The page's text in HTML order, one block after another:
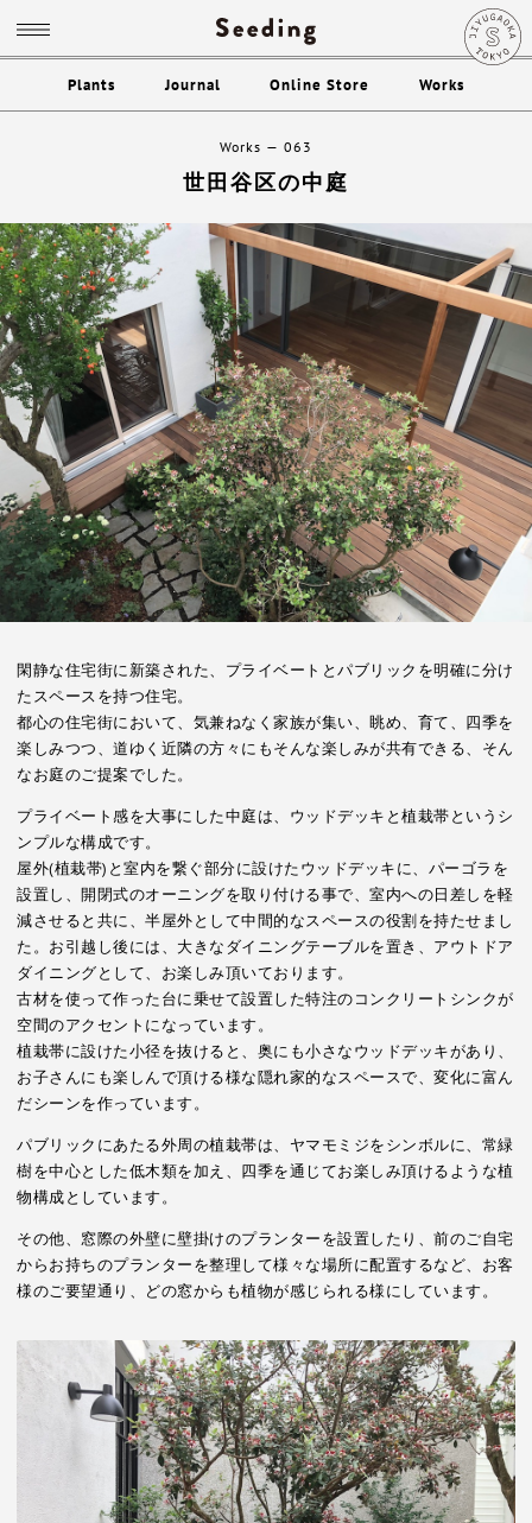
Plants Journal Online Store Works
Works 063
世田谷区の中庭
閑静な住宅街に新築された、プライベートとパブリックを明確に分け
たスペースを持つ住宅。
都心の住宅街において、気兼ねなく家族が集い、眺め、育て、四季を
楽しみつつ、道ゆく近隣の方々にもそんな楽しみが共有できる、そん
なお庭のご提案でした。
プライベート感を大事にした中庭は、ウッドデッキと植栽帯というシ
ンプルな構成です。
屋外(植栽帯)と室内を繋ぐ部分に設けたウッドデッキに、パーゴラを
設置し、開閉式のオーニングを取り付ける事で、室内への日差しを軽
減させると共に、半屋外として中間的なスペースの役割を持たせまし
た。お引越し後には、大きなダイニングテーブルを置き、アウトドア
ダイニングとして、お楽しみ頂いております。
古材を使って作った台に乗せて設置した特注のコンクリートシンクが
空間のアクセントになっています。
植栽帯に設けた小径を抜けると、奥にも小さなウッドデッキがあり、
お子さんにも楽しんで頂ける様な隠れ家的なスペースで、変化に富ん
だシーンを作っています。
パブリックにあたる外周の植栽帯は、ヤマモミジをシンボルに、常緑
樹を中心とした低木類を加え、四季を通じてお楽しみ頂けるような植
物構成としています。
その他、窓際の外壁に壁掛けのプランターを設置したり、前のご自宅
からお持ちのプランターを整理して様々な場所に配置するなど、お客
様のご要望通り、どの窓からも植物が感じられる様にしています。